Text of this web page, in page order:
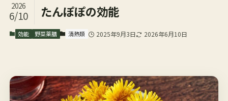
たんぽぽの効能
2026
6/10
効能 野菜薬膳 清熱類 2025年9月3日 2026年6月10日